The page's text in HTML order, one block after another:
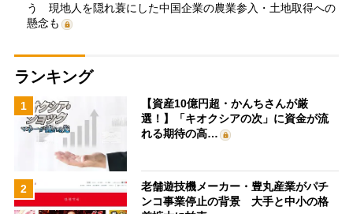
う 現地人を隠れ蓑にした中国企業の農業参入・土地取得への
懸念も
ランキング
1
【資産10億円超・かんちさんが厳
選！】「キオクシアの次」に資金が流
れる期待の高…
2
老舗遊技機メーカー・豊丸産業がパチ
ンコ事業停止の背景 大手と中小の格